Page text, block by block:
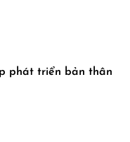
phát triển bản thân